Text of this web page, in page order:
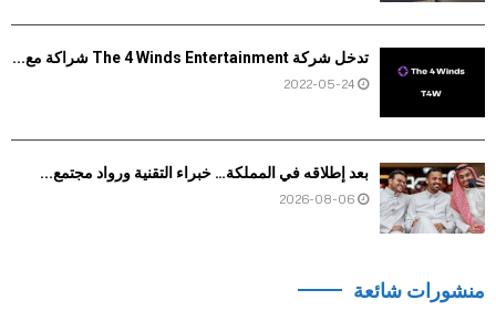
تدخل شركة The 4 Winds Entertainment شراكة مع...
2022-05-24
بعد إطلاقه في المملكة… خبراء التقنية ورواد مجتمع...
2026-08-06
منشورات شائعة